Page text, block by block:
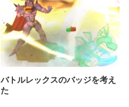
バトルレックスのバッジを考え
た